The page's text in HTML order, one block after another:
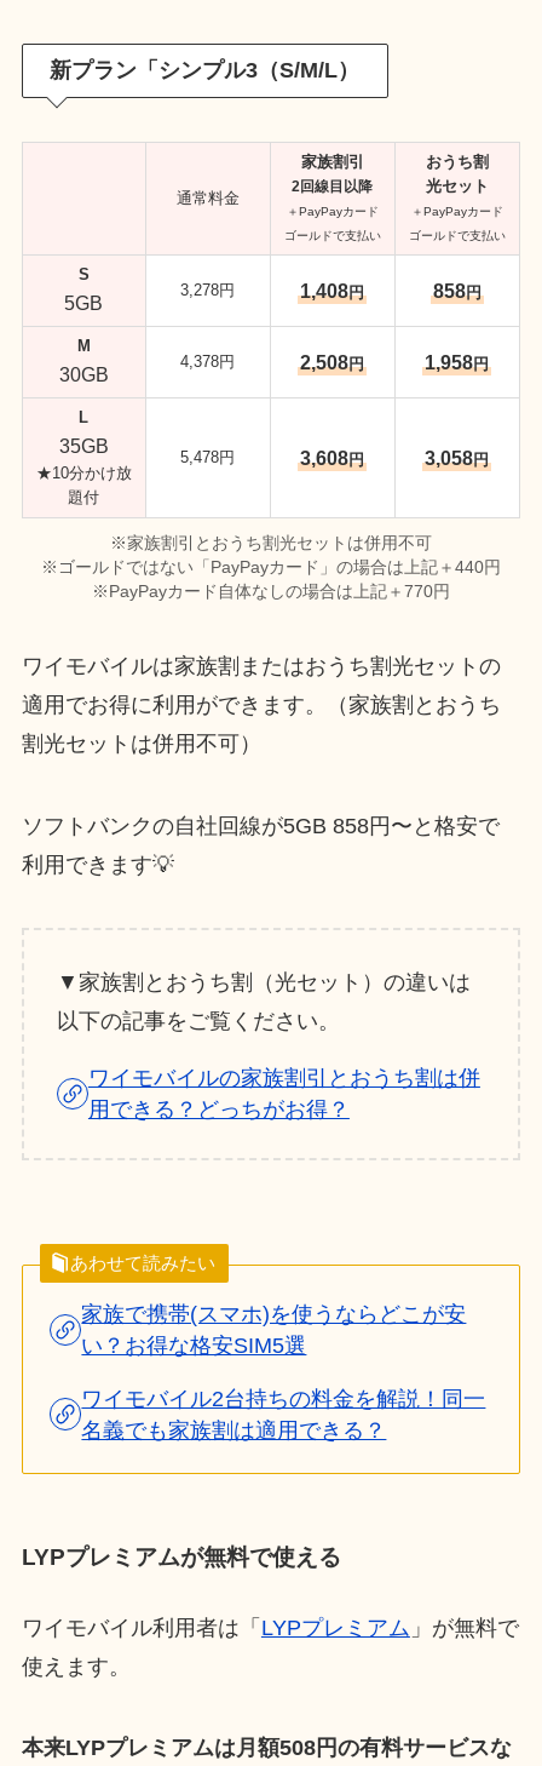
新プラン「シンプル3（S/M/L）
通常料金
家族割引
2回線目以降
＋PayPayカード
ゴールドで支払い
おうち割
光セット
＋PayPayカード
ゴールドで支払い
S
5GB
3,278円 1,408円 858円
M
30GB
4,378円 2,508円 1,958円
L
35GB
★10分かけ放
題付
5,478円 3,608円 3,058円
※家族割引とおうち割光セットは併用不可
※ゴールドではない「PayPayカード」の場合は上記＋440円
※PayPayカード自体なしの場合は上記＋770円
ワイモバイルは家族割またはおうち割光セットの
適用でお得に利用ができます。（家族割とおうち
割光セットは併用不可）
ソフトバンクの自社回線が5GB 858円〜と格安で
利用できます💡
▼家族割とおうち割（光セット）の違いは
以下の記事をご覧ください。
ワイモバイルの家族割引とおうち割は併
用できる？どっちがお得？
あわせて読みたい
家族で携帯(スマホ)を使うならどこが安
い？お得な格安SIM5選
ワイモバイル2台持ちの料金を解説！同一
名義でも家族割は適用できる？
LYPプレミアムが無料で使える
ワイモバイル利用者は「 LYPプレミアム 」が無料で
使えます。
本来LYPプレミアムは月額508円の有料サービスな